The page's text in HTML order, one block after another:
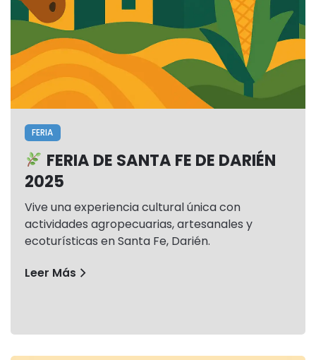
FERIA
FERIA DE SANTA FE DE DARIÉN
2025
Vive una experiencia cultural única con
actividades agropecuarias, artesanales y
ecoturísticas en Santa Fe, Darién.
Leer Más